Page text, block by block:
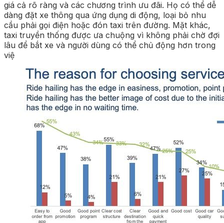
giá cả rõ ràng và các chương trình ưu đãi. Họ có thể dễ
dàng đặt xe thông qua ứng dụng di động, loại bỏ nhu
cầu phải gọi điện hoặc đón taxi trên đường. Mặt khác,
taxi truyền thống được ưa chuộng vì không phải chờ đợi
lâu để bắt xe và người dùng có thể chủ động hơn trong
việ